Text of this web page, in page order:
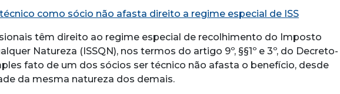
como sócio não afasta direito a regime especial de ISS
têm direito ao regime especial de recolhimento do Imposto
Natureza (ISSQN), nos termos do artigo 9º, §§1º e 3º, do Decreto-
fato de um dos sócios ser técnico não afasta o benefício, desde
da mesma natureza dos demais.